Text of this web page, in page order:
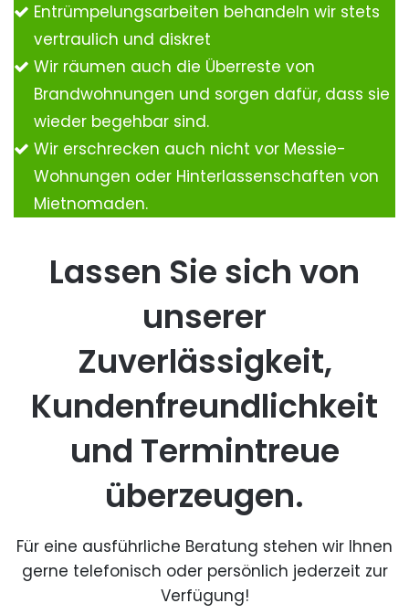
Entrümpelungsarbeiten behandeln wir stets
vertraulich und diskret
Wir räumen auch die Überreste von
Brandwohnungen und sorgen dafür, dass sie
wieder begehbar sind.
Wir erschrecken auch nicht vor Messie-
Wohnungen oder Hinterlassenschaften von
Mietnomaden.
Lassen Sie sich von
unserer
Zuverlässigkeit,
Kundenfreundlichkeit
und Termintreue
überzeugen.
Für eine ausführliche Beratung stehen wir Ihnen
gerne telefonisch oder persönlich jederzeit zur
Verfügung!